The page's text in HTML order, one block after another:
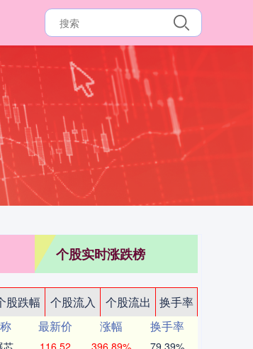
个股实时涨跌榜
股跌幅 个股流入 个股流出
换手率
最新价 涨幅
换手率